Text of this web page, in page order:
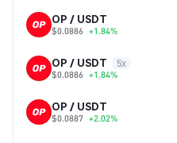
OP / USDT
$0.0886 +1.84%
OP / USDT 5x
$0.0886 +1.84%
OP / USDT
$0.0887 +2.02%